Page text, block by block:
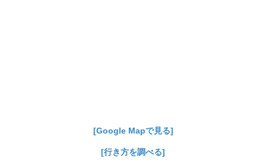
[Google Mapで見る]
[行き方を調べる]